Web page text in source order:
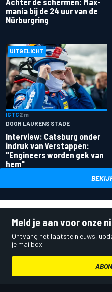
mania bij de 24 uur van de
Nürburgring
UITGELICHT
IGTC2 m
DOOR LAURENS STADE
Interview: Catsburg onder
indruk van Verstappen:
"Engineers worden gek van
hem"
Meld je aan voor onze
Ontvang het laatste nieuws,
je mailbox.